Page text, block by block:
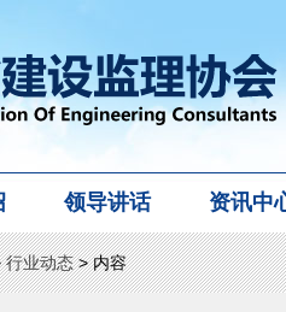
领导讲话 资讯中
行业动态> 内容